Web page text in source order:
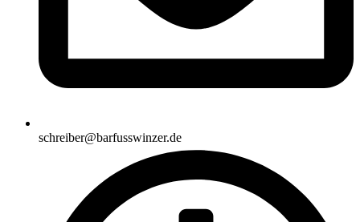
schreiber@barfusswinzer.de